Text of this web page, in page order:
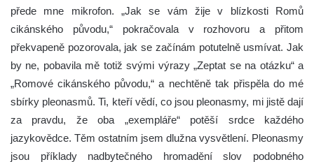
přede mne mikrofon. „Jak se vám žije v blízkosti Romů
cikánského původu,“ pokračovala v rozhovoru a přitom
překvapeně pozorovala, jak se začínám potutelně usmívat. Jak
by ne, pobavila mě totiž svými výrazy „Zeptat se na otázku“ a
„Romové cikánského původu,“ a nechtěně tak přispěla do mé
sbírky pleonasmů. Ti, kteří vědí, co jsou pleonasmy, mi jistě dají
za pravdu, že oba „exempláře“ potěší srdce každého
jazykovědce. Těm ostatním jsem dlužna vysvětlení. Pleonasmy
jsou příklady nadbytečného hromadění slov podobného